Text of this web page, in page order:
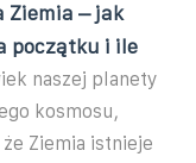
Ziemia – jak
początku i ile
naszej planety
kosmosu,
Ziemia istnieje